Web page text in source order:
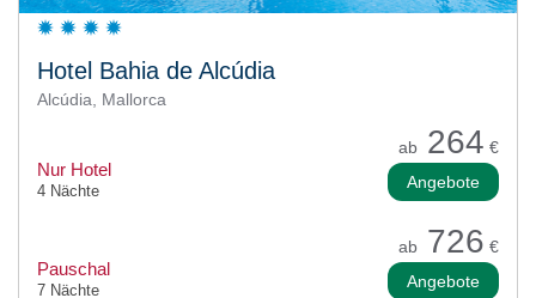
Hotel Bahia de Alcúdia
Alcúdia, Mallorca
ab 264 €
Nur Hotel
4 Nächte Angebote
ab 726 €
Pauschal
7 Nächte Angebote